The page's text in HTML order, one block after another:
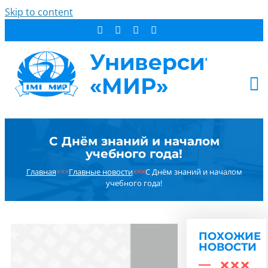
Skip to content
СТУДЕНТУ
ДОПОБРАЗОВАНИЕ
НОВОСТИ
С Днём знаний и началом
учебного года!
Главная×××Главные новости×××С Днём знаний и началом
учебного года!
ПОХОЖИЕ
НОВОСТИ